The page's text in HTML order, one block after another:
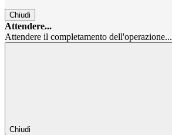
Chiudi
Attendere...
Attendere il completamento dell'operazione...
Chiudi